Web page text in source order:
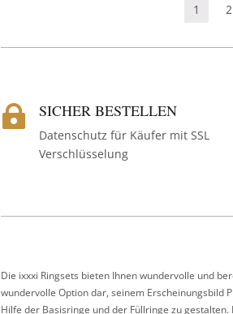
1 2
 SICHER BESTELLEN
Datenschutz für Käufer mit SSL
Verschlüsselung
Die ixxxi Ringsets bieten Ihnen wundervolle und
wundervolle Option dar, seinem Erscheinungsbild
Hilfe der Basisringe und der Füllringe zu